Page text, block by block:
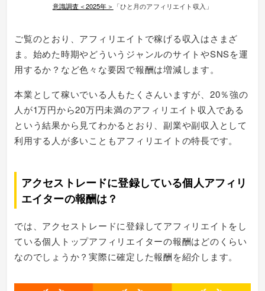
意識調査＜2025年＞ 「ひと⽉のアフィリエイト収⼊」
ご覧のとおり、アフィリエイトで稼げる収入はさまざ
ま。始めた時期やどういうジャンルのサイトやSNSを運
用するか？など色々な要因で報酬は増減します。
本業として稼いでいる人もたくさんいますが、20％強の
人が1万円から20万円未満のアフィリエイト収入である
という結果から見てわかるとおり、副業や副収入として
利用する人が多いこともアフィリエイトの特長です。
アクセストレードに登録している個人アフィリ
エイターの報酬は？
では、アクセストレードに登録してアフィリエイトをし
ている個人トップアフィリエイターの報酬はどのくらい
なのでしょうか？実際に確定した報酬を紹介します。